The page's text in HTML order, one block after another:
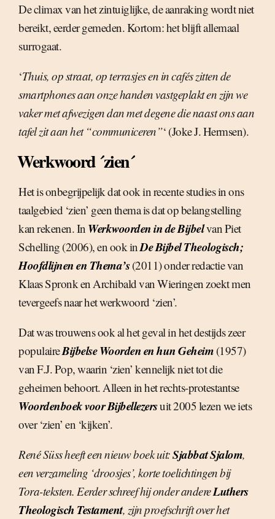
De climax van het zintuiglijke, de aanraking wordt niet
bereikt, eerder gemeden. Kortom: het blijft allemaal
surrogaat.
‘Thuis, op straat, op terrasjes en in cafés zitten de
smartphones aan onze handen vastgeplakt en zijn we
vaker met afwezigen dan met degene die naast ons aan
tafel zit aan het “communiceren”‘ (Joke J. Hermsen).
Werkwoord ´zien´
Het is onbegrijpelijk dat ook in recente studies in ons
taalgebied ‘zien’ geen thema is dat op belangstelling
kan rekenen. In Werkwoorden in de Bijbelvan Piet
Schelling (2006), en ook in De Bijbel Theologisch;
Hoofdlijnen en Thema’s(2011) onder redactie van
Klaas Spronk en Archibald van Wieringen zoekt men
tevergeefs naar het werkwoord ‘zien’.
Dat was trouwens ook al het geval in het destijds zeer
populaireBijbelse Woorden en hun Geheim (1957)
van F.J. Pop, waarin ‘zien’ kennelijk niet tot die
geheimen behoort. Alleen in het rechts-protestantse
Woordenboek voor Bijbellezersuit 2005 lezen we iets
over ‘zien’ en ‘kijken’.
René Süss heeft een nieuw boek uit:Sjabbat Sjalom,
een verzameling ‘droosjes’, korte toelichtingen bij
Tora-teksten. Eerder schreef hij onder andereLuthers
Theologisch Testament, zijn proefschrift over het